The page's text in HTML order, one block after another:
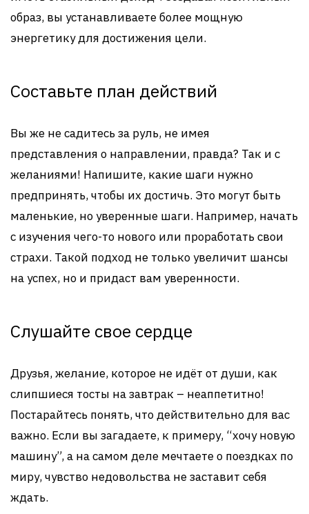
образ, вы устанавливаете более мощную
энергетику для достижения цели.
Составьте план действий
Вы же не садитесь за руль, не имея
представления о направлении, правда? Так и с
желаниями! Напишите, какие шаги нужно
предпринять, чтобы их достичь. Это могут быть
маленькие, но уверенные шаги. Например, начать
с изучения чего-то нового или проработать свои
страхи. Такой подход не только увеличит шансы
на успех, но и придаст вам уверенности.
Слушайте свое сердце
Друзья, желание, которое не идёт от души, как
слипшиеся тосты на завтрак – неаппетитно!
Постарайтесь понять, что действительно для вас
важно. Если вы загадаете, к примеру, “хочу новую
машину”, а на самом деле мечтаете о поездках по
миру, чувство недовольства не заставит себя
ждать.